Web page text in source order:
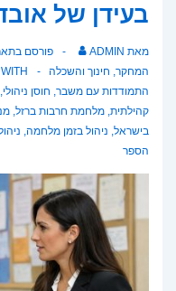
בעידן של
מאת ADMIN פורסם
המחקר, חינוך והשכלה
התמודדות עם משבר, חוסן ניהולי,
קהילתית, מלחמת חרבות ברזל,
בישראל, ניהול בזמן מלחמה,
הספר